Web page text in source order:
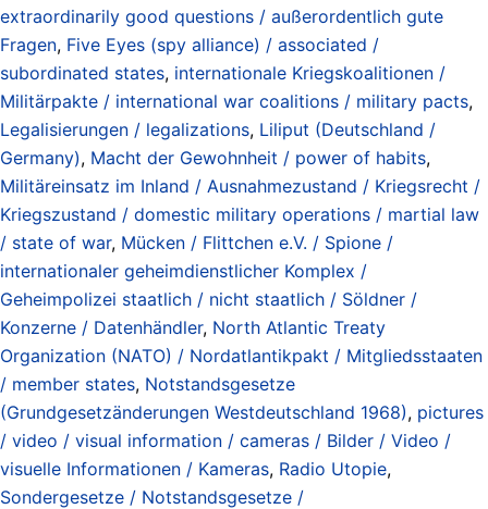
extraordinarily good questions / außerordentlich gute
Fragen, Five Eyes (spy alliance) / associated /
subordinated states, internationale Kriegskoalitionen /
Militärpakte / international war coalitions / military pacts,
Legalisierungen / legalizations, Liliput (Deutschland /
Germany), Macht der Gewohnheit / power of habits,
Militäreinsatz im Inland / Ausnahmezustand / Kriegsrecht /
Kriegszustand / domestic military operations / martial law
/ state of war, Mücken / Flittchen e.V. / Spione /
internationaler geheimdienstlicher Komplex /
Geheimpolizei staatlich / nicht staatlich / Söldner /
Konzerne / Datenhändler, North Atlantic Treaty
Organization (NATO) / Nordatlantikpakt / Mitgliedsstaaten
/ member states, Notstandsgesetze
(Grundgesetzänderungen Westdeutschland 1968), pictures
/ video / visual information / cameras / Bilder / Video /
visuelle Informationen / Kameras, Radio Utopie,
Sondergesetze / Notstandsgesetze /